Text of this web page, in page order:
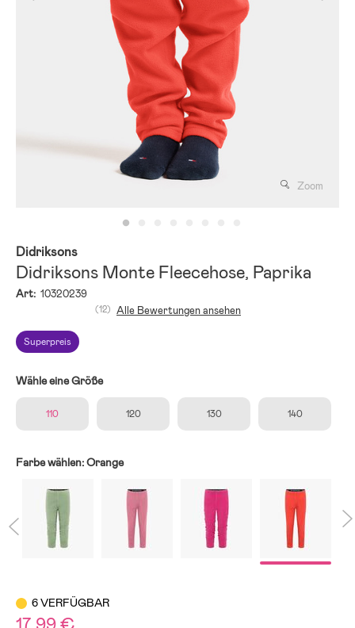
Zoom
Didriksons
Didriksons Monte Fleecehose, Paprika
Art: 10320239
Superpreis
(12) Alle Bewertungen ansehen
Wähle eine Größe
110 120 130 140
Farbe wählen:Orange
6 VERFÜGBAR